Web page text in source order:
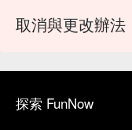
取消與更改辦法
探索 FunNow